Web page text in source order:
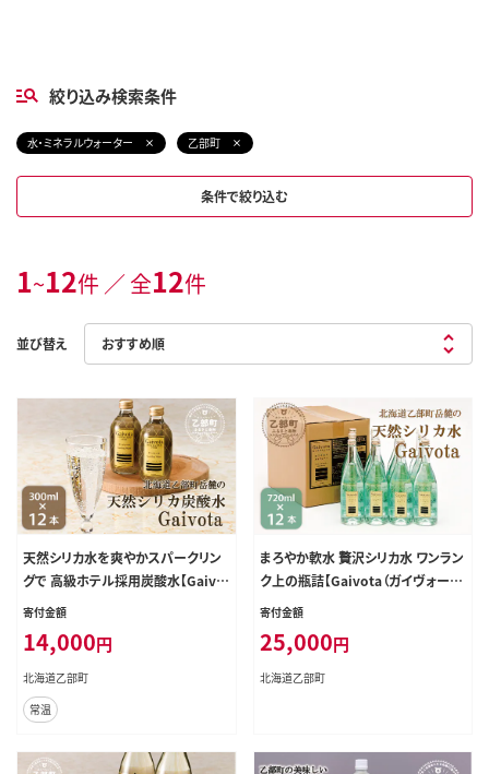
絞り込み検索条件
水・ミネラルウォーター 乙部町
条件で絞り込む
1~12件 ／ 全12件
並び替え
天然シリカ水を爽やかスパークリン
グで 高級ホテル採用炭酸水【Gaivo
ta（ガイヴォータ）炭酸水：1箱(300
レード食品 天然シリカ 炭酸水 北海
道 乙部町 ミネラルウォーター 水 炭
酸水 天然シリカ水 スパークリング
軟水 美容 ケイ素 無添加 美のミネラ
ル ケイ素 プレゼント 贈答 ＞
寄付金額
14,000円
北海道乙部町
常温
まろやか軟水 贅沢シリカ水 ワンラン
ク上の瓶詰【Gaivota（ガイヴォー
タ）：瓶1箱(720ml×12本)】＜ 保存
ミネラルウォーター 軟水 北海道産
北海道 乙部町 天然水 美容 ケイ素
寄付金額
25,000円
北海道乙部町